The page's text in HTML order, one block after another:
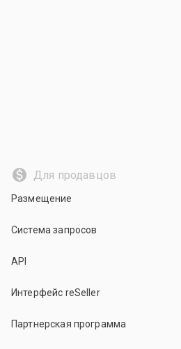
Для продавцов
Размещение
Система запросов
API
Интерфейс reSeller
Партнерская программа